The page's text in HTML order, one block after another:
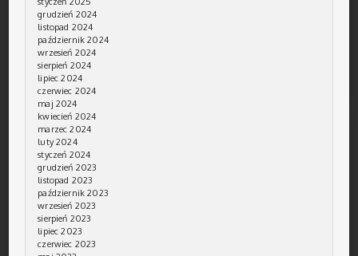
grudzień 2024
listopad 2024
październik 2024
wrzesień 2024
sierpień 2024
lipiec 2024
czerwiec 2024
maj 2024
kwiecień 2024
marzec 2024
luty 2024
styczeń 2024
grudzień 2023
listopad 2023
październik 2023
wrzesień 2023
sierpień 2023
lipiec 2023
czerwiec 2023